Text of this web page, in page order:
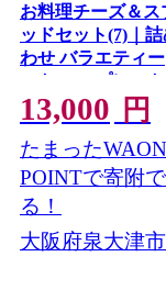
泉大津市では、
ポートを行って
が整っています。
これからも幅広
思えるまちをめ
きます。
お料理チーズ＆ス
ッドセット(7)｜
わせ バラエティ
ット ススプレット
ライスチーズ ガー
ック バター マリン
ード ※離島への配
不可
13,000 円
たまったWAON
POINTで寄附
る！
大阪府泉大津市